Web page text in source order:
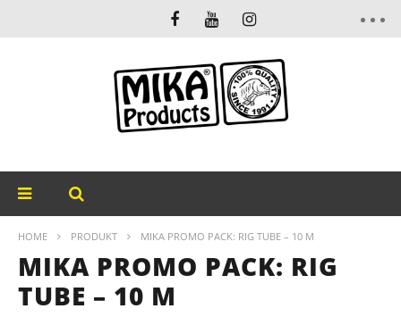
HOME PRODUKT MIKA PROMO PACK: RIG TUBE – 10 M
MIKA PROMO PACK: RIG
TUBE – 10 M